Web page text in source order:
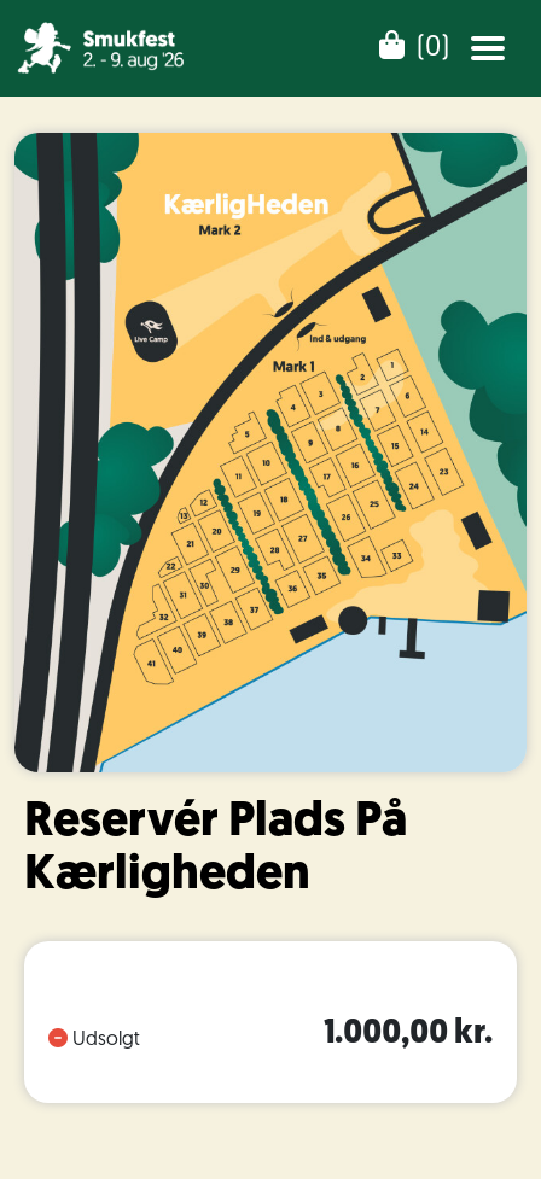
(0)
Reservér Plads På
Kærligheden
Udsolgt 1.000,00 kr.